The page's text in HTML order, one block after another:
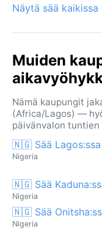
Näytä sää
Muiden
Nämä kaupungit
(Africa/Lagos) —
päivänvalon
🇳🇬 Sää Lagos:ssa
Nigeria
🇳🇬 Sää
Nigeria
🇳🇬 Sää
Nigeria